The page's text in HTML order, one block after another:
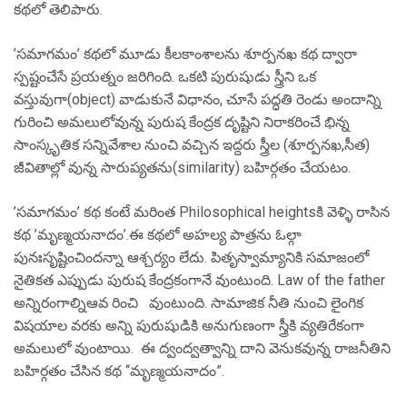
కథలో తెలిపారు.
’సమాగమం’ కథలో మూడు కీలకాంశాలను శూర్పనఖ కథ ద్వారా
స్పష్టంచేసే ప్రయత్నం జరిగింది. ఒకటి పురుషుడు స్త్రీని ఒక
వస్తువుగా(object) వాడుకునే విధానం, చూసే పద్ధతి రెండు అందాన్ని
గురించి అమలులోవున్న పురుష కేంద్రక దృష్టిని నిరాకరించే భిన్న
సాంస్కృతిక సన్నివేశాల నుంచి వచ్చిన ఇద్దరు స్త్రీల (శూర్పనఖ,సీత)
జీవితాల్లో వున్న సారుప్యతను(similarity) బహిర్గతం చేయటం.
’సమాగమం’ కథ కంటే మరింత Philosophical heightsకి వెళ్ళి రాసిన
కథ ’మృణ్మయనాదం’.ఈ కథలో అహల్య పాత్రను ఓల్గా
పునఃసృష్టించిందన్నా ఆశ్చర్యం లేదు. పితృస్వామ్యానికి సమాజంలో
నైతికత ఎప్పుడు పురుష కేంద్రకంగానే వుంటుంది. Law of the father
అన్నిరంగాల్నిఆవ రించి వుంటుంది. సామాజిక నీతి నుంచి లైంగిక
విషయాల వరకు అన్ని పురుషుడికి అనుగుణంగా స్త్రీకి వ్యతిరేకంగా
అమలులో వుంటాయి. ఈ ద్వంద్వత్వాన్ని దాని వెనుకవున్న రాజనీతిని
బహిర్గతం చేసిన కథ “మృణ్మయనాదం”.